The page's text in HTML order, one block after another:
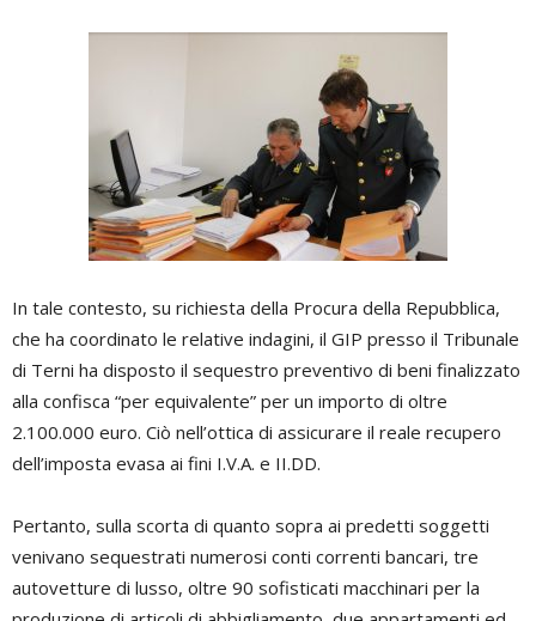
In tale contesto, su richiesta della Procura della Repubblica,
che ha coordinato le relative indagini, il GIP presso il Tribunale
di Terni ha disposto il sequestro preventivo di beni finalizzato
alla confisca “per equivalente” per un importo di oltre
2.100.000 euro. Ciò nell’ottica di assicurare il reale recupero
dell’imposta evasa ai fini I.V.A. e II.DD.
Pertanto, sulla scorta di quanto sopra ai predetti soggetti
venivano sequestrati numerosi conti correnti bancari, tre
autovetture di lusso, oltre 90 sofisticati macchinari per la